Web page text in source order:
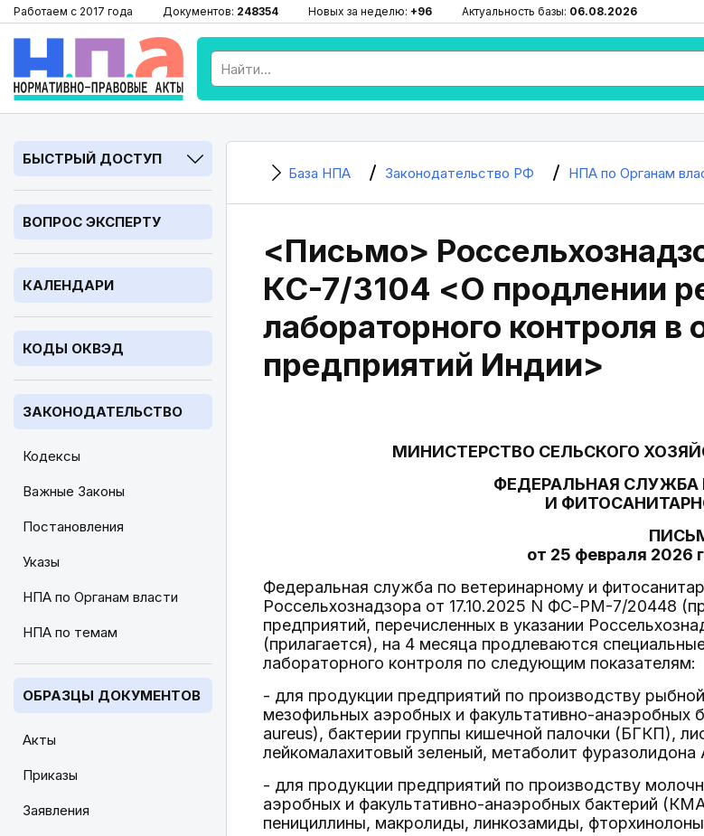
Работаем с 2017 года Документов: 248354 Новых за неделю: +96 Актуальность базы: 06.08.2026
БЫСТРЫЙ ДОСТУП
ВОПРОС ЭКСПЕРТУ
КАЛЕНДАРИ
КОДЫ ОКВЭД
ЗАКОНОДАТЕЛЬСТВО
Кодексы
Важные Законы
Постановления
Указы
НПА по Органам власти
НПА по темам
ОБРАЗЦЫ ДОКУМЕНТОВ
Акты
Приказы
Заявления
База НПА Законодательство РФ НПА по Органам
<Письмо>
КС-7/3104 <О продлении
лабораторного контроля
предприятий Индии>
МИНИСТЕРСТВО СЕЛЬСКОГО
ФЕДЕРАЛЬНАЯ СЛУЖБА
И
от 25 февраля 2026
Федеральная служба по ветеринарному и
Россельхознадзора от 17.10.2025 N ФС-РМ-7/20448
предприятий, перечисленных в указании
(прилагается), на 4 месяца продлеваются
лабораторного контроля по следующим показателям:
- для продукции предприятий по производству
мезофильных аэробных и факультативно-
aureus), бактерии группы кишечной палочки (БГКП),
лейкомалахитовый зеленый, метаболит
- для продукции предприятий по производству
аэробных и факультативно-анаэробных бактерий
пенициллины, макролиды, линкозамиды,